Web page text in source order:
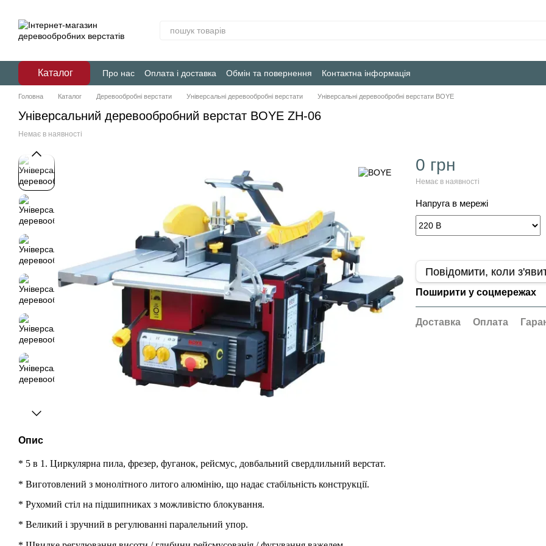
Каталог Про нас Оплата і доставка Обмін та повернення Контактна інформація
Головна Каталог Деревообробні верстати Універсальні деревообробні верстати Універсальні деревообробні верстати BOYE
Універсальний деревообробний верстат BOYE ZH-06
Немає в наявності
Опис
* 5 в 1. Циркулярна пила, фрезер, фуганок, рейсмус, довбальний свердлильний верстат.
* Виготовлений з монолітного литого алюмінію, що надає стабільність конструкції.
* Рухомий стіл на підшипниках з можливістю блокування.
* Великий і зручний в регулюванні паралельний упор.
0 грн
Немає в наявності
Напруга в мережі
Повідомити, коли
Поширити у соцмережах
Доставка Оплата